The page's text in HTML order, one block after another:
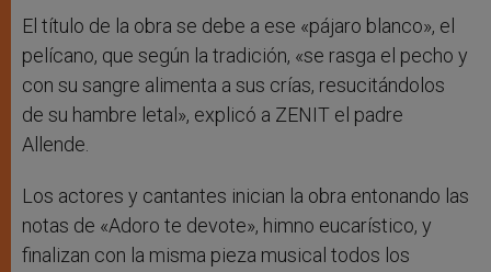
El título de la obra se debe a ese «pájaro blanco», el
pelícano, que según la tradición, «se rasga el pecho y
con su sangre alimenta a sus crías, resucitándolos
de su hambre letal», explicó a ZENIT el padre
Allende.
Los actores y cantantes inician la obra entonando las
notas de «Adoro te devote», himno eucarístico, y
finalizan con la misma pieza musical todos los